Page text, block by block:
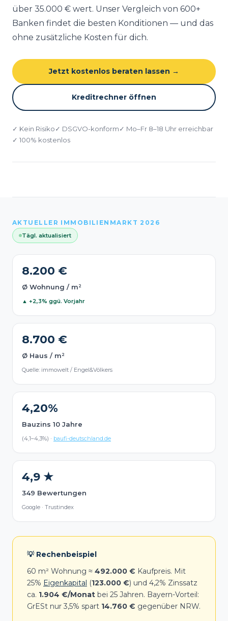
über 35.000 € wert. Unser Vergleich von 600+
Banken findet die besten Konditionen — und das
ohne zusätzliche Kosten für dich.
Jetzt kostenlos beraten lassen →
Kreditrechner öffnen
✓ Kein Risiko✓ DSGVO-konform✓ Mo–Fr 8–18 Uhr erreichbar
✓ 100% kostenlos
AKTUELLER IMMOBILIENMARKT 2026
Tägl. aktualisiert
8.200 €
Ø Wohnung / m²
▲ +2,3% ggü. Vorjahr
8.700 €
Ø Haus / m²
Quelle: immowelt / Engel&Völkers
4,20%
Bauzins 10 Jahre
(4,1–4,3%) · baufi-deutschland.de
4,9 ★
349 Bewertungen
Google · Trustindex
💡 Rechenbeispiel
60 m² Wohnung ≈ 492.000 € Kaufpreis. Mit
25% Eigenkapital (123.000 €) und 4,2% Zinssatz
ca. 1.904 €/Monat bei 25 Jahren. Bayern-Vorteil:
GrESt nur 3,5% spart 14.760 € gegenüber NRW.